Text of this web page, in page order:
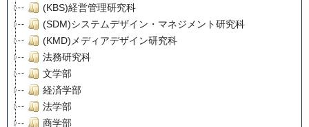
(KBS)経営管理研究科
(SDM)システムデザイン・マネジメント研究科
(KMD)メディアデザイン研究科
法務研究科
文学部
経済学部
法学部
商学部